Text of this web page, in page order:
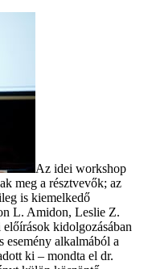
Az idei workshop
meg a résztvevők; az
is kiemelkedő
L. Amidon, Leslie Z.
kidolgozásában
esemény alkalmából a
ki – mondta el dr.